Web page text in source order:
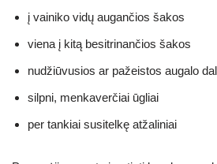
į vainiko vidų augančios šakos
viena į kitą besitrinančios šakos
nudžiūvusios ar pažeistos augalo
silpni, menkaverčiai ūgliai
per tankiai susitelkę atžaliniai